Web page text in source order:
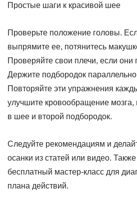
Простые шаги к красивой шее
Проверьте положение головы.
выпрямите ее, потянитесь
Проверяйте свои плечи, если они
Держите подбородок
Повторяйте эти упражнения
улучшите кровообращение мозга,
в шее и второй подбородок.
Следуйте рекомендациям и
осанки из статей или видео.
бесплатный мастер-класс для
плана действий.